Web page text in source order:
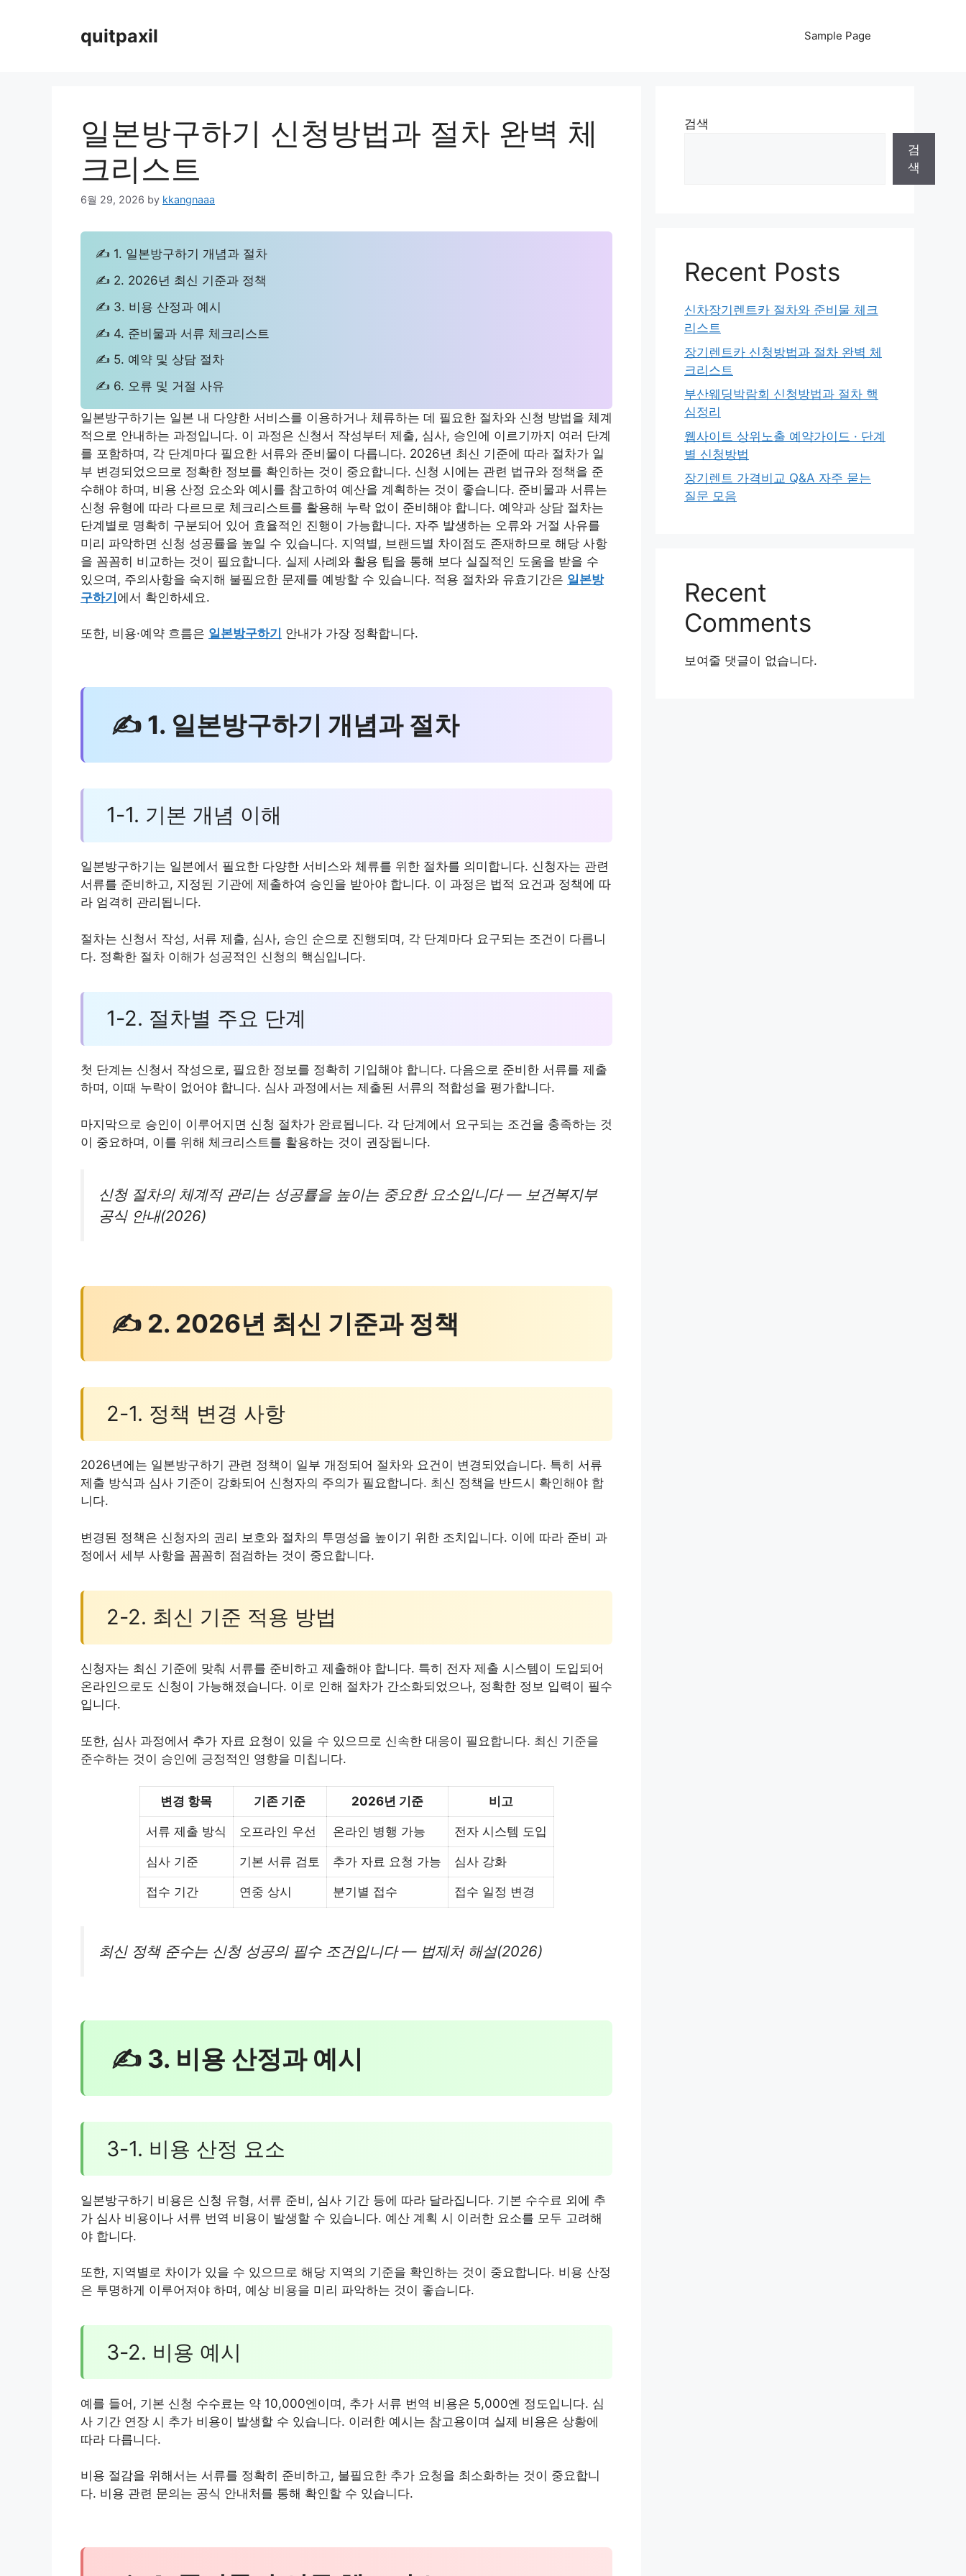
quitpaxil Sample Page
일본방구하기 신청방법과 절차 완벽 체
크리스트
6월 29, 2026 by kkangnaaa
✍ 1. 일본방구하기 개념과 절차
✍ 2. 2026년 최신 기준과 정책
✍ 3. 비용 산정과 예시
✍ 4. 준비물과 서류 체크리스트
✍ 5. 예약 및 상담 절차
✍ 6. 오류 및 거절 사유
일본방구하기는 일본 내 다양한 서비스를 이용하거나 체류하는 데 필요한 절차와 신청 방법을 체계
적으로 안내하는 과정입니다. 이 과정은 신청서 작성부터 제출, 심사, 승인에 이르기까지 여러 단계
를 포함하며, 각 단계마다 필요한 서류와 준비물이 다릅니다. 2026년 최신 기준에 따라 절차가 일
부 변경되었으므로 정확한 정보를 확인하는 것이 중요합니다. 신청 시에는 관련 법규와 정책을 준
수해야 하며, 비용 산정 요소와 예시를 참고하여 예산을 계획하는 것이 좋습니다. 준비물과 서류는
신청 유형에 따라 다르므로 체크리스트를 활용해 누락 없이 준비해야 합니다. 예약과 상담 절차는
단계별로 명확히 구분되어 있어 효율적인 진행이 가능합니다. 자주 발생하는 오류와 거절 사유를
미리 파악하면 신청 성공률을 높일 수 있습니다. 지역별, 브랜드별 차이점도 존재하므로 해당 사항
을 꼼꼼히 비교하는 것이 필요합니다. 실제 사례와 활용 팁을 통해 보다 실질적인 도움을 받을 수
있으며, 주의사항을 숙지해 불필요한 문제를 예방할 수 있습니다. 적용 절차와 유효기간은 일본방
구하기에서 확인하세요.
또한, 비용·예약 흐름은 일본방구하기 안내가 가장 정확합니다.
✍ 1. 일본방구하기 개념과 절차
1-1. 기본 개념 이해
일본방구하기는 일본에서 필요한 다양한 서비스와 체류를 위한 절차를 의미합니다. 신청자는 관련
서류를 준비하고, 지정된 기관에 제출하여 승인을 받아야 합니다. 이 과정은 법적 요건과 정책에 따
라 엄격히 관리됩니다.
절차는 신청서 작성, 서류 제출, 심사, 승인 순으로 진행되며, 각 단계마다 요구되는 조건이 다릅니
다. 정확한 절차 이해가 성공적인 신청의 핵심입니다.
1-2. 절차별 주요 단계
첫 단계는 신청서 작성으로, 필요한 정보를 정확히 기입해야 합니다. 다음으로 준비한 서류를 제출
하며, 이때 누락이 없어야 합니다. 심사 과정에서는 제출된 서류의 적합성을 평가합니다.
마지막으로 승인이 이루어지면 신청 절차가 완료됩니다. 각 단계에서 요구되는 조건을 충족하는 것
이 중요하며, 이를 위해 체크리스트를 활용하는 것이 권장됩니다.
신청 절차의 체계적 관리는 성공률을 높이는 중요한 요소입니다 — 보건복지부
공식 안내(2026)
✍ 2. 2026년 최신 기준과 정책
2-1. 정책 변경 사항
2026년에는 일본방구하기 관련 정책이 일부 개정되어 절차와 요건이 변경되었습니다. 특히 서류
제출 방식과 심사 기준이 강화되어 신청자의 주의가 필요합니다. 최신 정책을 반드시 확인해야 합
니다.
변경된 정책은 신청자의 권리 보호와 절차의 투명성을 높이기 위한 조치입니다. 이에 따라 준비 과
정에서 세부 사항을 꼼꼼히 점검하는 것이 중요합니다.
2-2. 최신 기준 적용 방법
신청자는 최신 기준에 맞춰 서류를 준비하고 제출해야 합니다. 특히 전자 제출 시스템이 도입되어
온라인으로도 신청이 가능해졌습니다. 이로 인해 절차가 간소화되었으나, 정확한 정보 입력이 필수
입니다.
또한, 심사 과정에서 추가 자료 요청이 있을 수 있으므로 신속한 대응이 필요합니다. 최신 기준을
준수하는 것이 승인에 긍정적인 영향을 미칩니다.
변경 항목 기존 기준 2026년 기준 비고
서류 제출 방식 오프라인 우선 온라인 병행 가능 전자 시스템 도입
심사 기준 기본 서류 검토 추가 자료 요청 가능 심사 강화
접수 기간 연중 상시 분기별 접수 접수 일정 변경
최신 정책 준수는 신청 성공의 필수 조건입니다 — 법제처 해설(2026)
✍ 3. 비용 산정과 예시
3-1. 비용 산정 요소
일본방구하기 비용은 신청 유형, 서류 준비, 심사 기간 등에 따라 달라집니다. 기본 수수료 외에 추
가 심사 비용이나 서류 번역 비용이 발생할 수 있습니다. 예산 계획 시 이러한 요소를 모두 고려해
야 합니다.
또한, 지역별로 차이가 있을 수 있으므로 해당 지역의 기준을 확인하는 것이 중요합니다. 비용 산정
은 투명하게 이루어져야 하며, 예상 비용을 미리 파악하는 것이 좋습니다.
3-2. 비용 예시
예를 들어, 기본 신청 수수료는 약 10,000엔이며, 추가 서류 번역 비용은 5,000엔 정도입니다. 심
사 기간 연장 시 추가 비용이 발생할 수 있습니다. 이러한 예시는 참고용이며 실제 비용은 상황에
따라 다릅니다.
비용 절감을 위해서는 서류를 정확히 준비하고, 불필요한 추가 요청을 최소화하는 것이 중요합니
다. 비용 관련 문의는 공식 안내처를 통해 확인할 수 있습니다.
검색
검
색
Recent Posts
신차장기렌트카 절차와 준비물 체크
리스트
장기렌트카 신청방법과 절차 완벽 체
크리스트
부산웨딩박람회 신청방법과 절차 핵
심정리
웹사이트 상위노출 예약가이드 · 단계
별 신청방법
장기렌트 가격비교 Q&A 자주 묻는
질문 모음
Recent
Comments
보여줄 댓글이 없습니다.